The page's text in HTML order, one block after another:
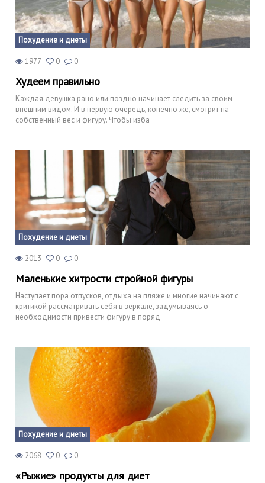
Похудение и диеты
1977 0 0
Худеем правильно
Каждая девушка рано или поздно начинает следить за своим
внешним видом. И в первую очередь, конечно же, смотрит на
собственный вес и фигуру. Чтобы изба
Похудение и диеты
2013 0 0
Маленькие хитрости стройной фигуры
Наступает пора отпусков, отдыха на пляже и многие начинают с
критикой рассматривать себя в зеркале, задумываясь о
необходимости привести фигуру в поряд
Похудение и диеты
2068 0 0
«Рыжие» продукты для диет